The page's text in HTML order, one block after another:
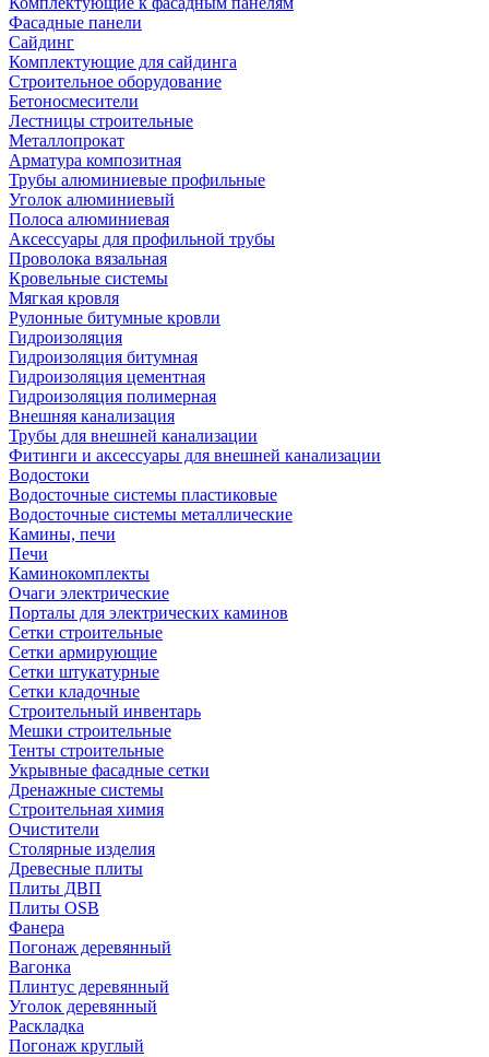
Фасадные панели
Сайдинг
Комплектующие для сайдинга
Строительное оборудование
Бетоносмесители
Лестницы строительные
Металлопрокат
Арматура композитная
Трубы алюминиевые профильные
Уголок алюминиевый
Полоса алюминиевая
Аксессуары для профильной трубы
Проволока вязальная
Кровельные системы
Мягкая кровля
Рулонные битумные кровли
Гидроизоляция
Гидроизоляция битумная
Гидроизоляция цементная
Гидроизоляция полимерная
Внешняя канализация
Трубы для внешней канализации
Фитинги и аксессуары для внешней канализации
Водостоки
Водосточные системы пластиковые
Водосточные системы металлические
Камины, печи
Печи
Каминокомплекты
Очаги электрические
Порталы для электрических каминов
Сетки строительные
Сетки армирующие
Сетки штукатурные
Сетки кладочные
Строительный инвентарь
Мешки строительные
Тенты строительные
Укрывные фасадные сетки
Дренажные системы
Строительная химия
Очистители
Столярные изделия
Древесные плиты
Плиты ДВП
Плиты OSB
Фанера
Погонаж деревянный
Вагонка
Плинтус деревянный
Уголок деревянный
Раскладка
Погонаж круглый